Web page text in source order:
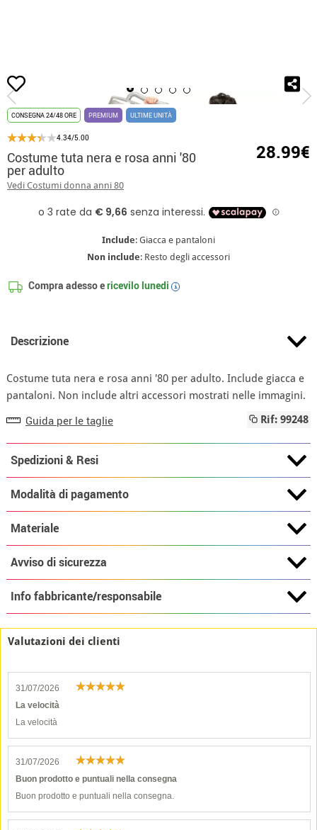
Inizio Costume tuta nera e rosa anni '80 per
CONSEGNA 24/48 ORE PREMIUM ULTIME UNITÀ
4.34/5.00
Costume tuta nera e rosa anni '80
per adulto
Vedi Costumi donna anni 80
28.99€
Include: Giacca e pantaloni
Non include: Resto degli accessori
Compra adesso ericevilolunedi i
Descrizione
Costume tuta nera e rosa anni '80 per adulto. Include giacca e
pantaloni. Non include altri accessori mostrati nelle immagini.
Guida per le taglie Rif: 99248
Spedizioni & Resi
Modalità di pagamento
Materiale
Avviso di sicurezza
Info fabbricante/responsabile
Valutazioni dei clienti
31/07/2026
La velocità
La velocità
31/07/2026
Buon prodotto e puntuali nella consegna
Buon prodotto e puntuali nella consegna.